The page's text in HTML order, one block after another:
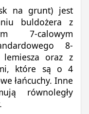
na grunt) jest
buldożera z
7-calowym
8-
lemiesza oraz z
które są o 4
łańcuchy. Inne
równoległy